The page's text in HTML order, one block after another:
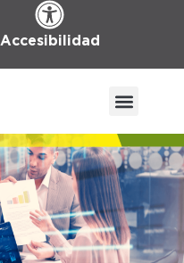
Accesibilidad